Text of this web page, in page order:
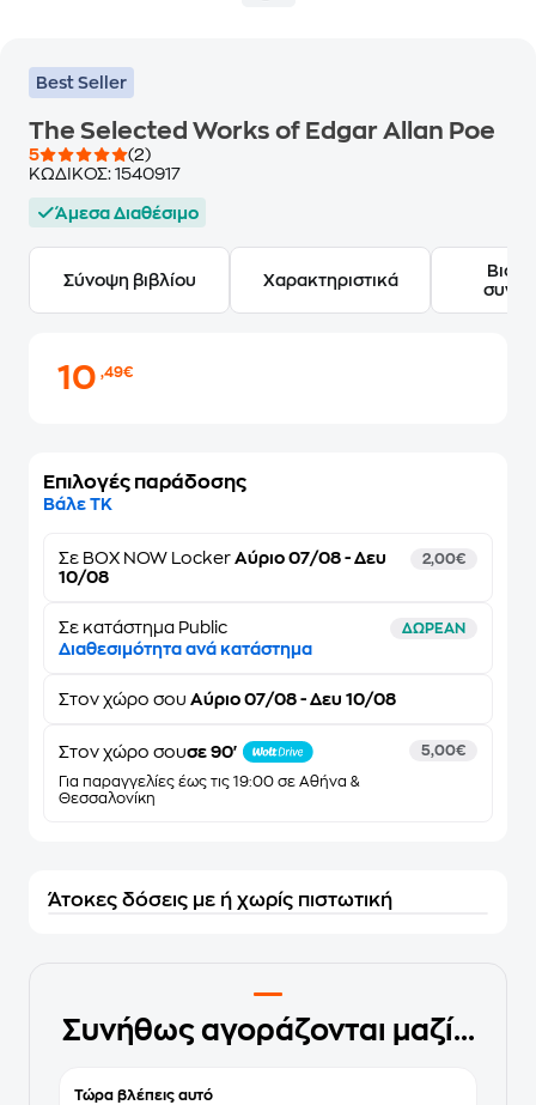
Best Seller
The Selected Works of Edgar Allan Poe
5
(2)
ΚΩΔΙΚΟΣ: 1540917
Άμεσα Διαθέσιμο
Σύνοψη βιβλίου Χαρακτηριστικά
10,49€
Επιλογές παράδοσης
Βάλε ΤΚ
Σε BOX NOW Locker Αύριο 07/08 - Δευ
10/08
2,00€
Σε κατάστημα Public ΔΩΡΕΑΝ
Διαθεσιμότητα ανά κατάστημα
Στον χώρο σου Αύριο 07/08 - Δευ 10/08
Στον χώρο σουσε 90'
Για παραγγελίες έως τις 19:00 σε Αθήνα &
Θεσσαλονίκη
5,00€
Άτοκες δόσεις με ή χωρίς πιστωτική
Συνήθως αγοράζονται μαζί...
Τώρα βλέπεις αυτό